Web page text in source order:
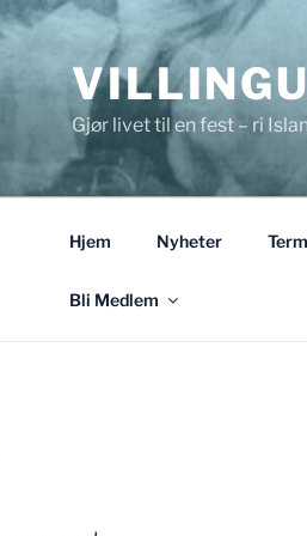
Gjør livet til en fest – ri
Hjem Nyheter
Bli Medlem